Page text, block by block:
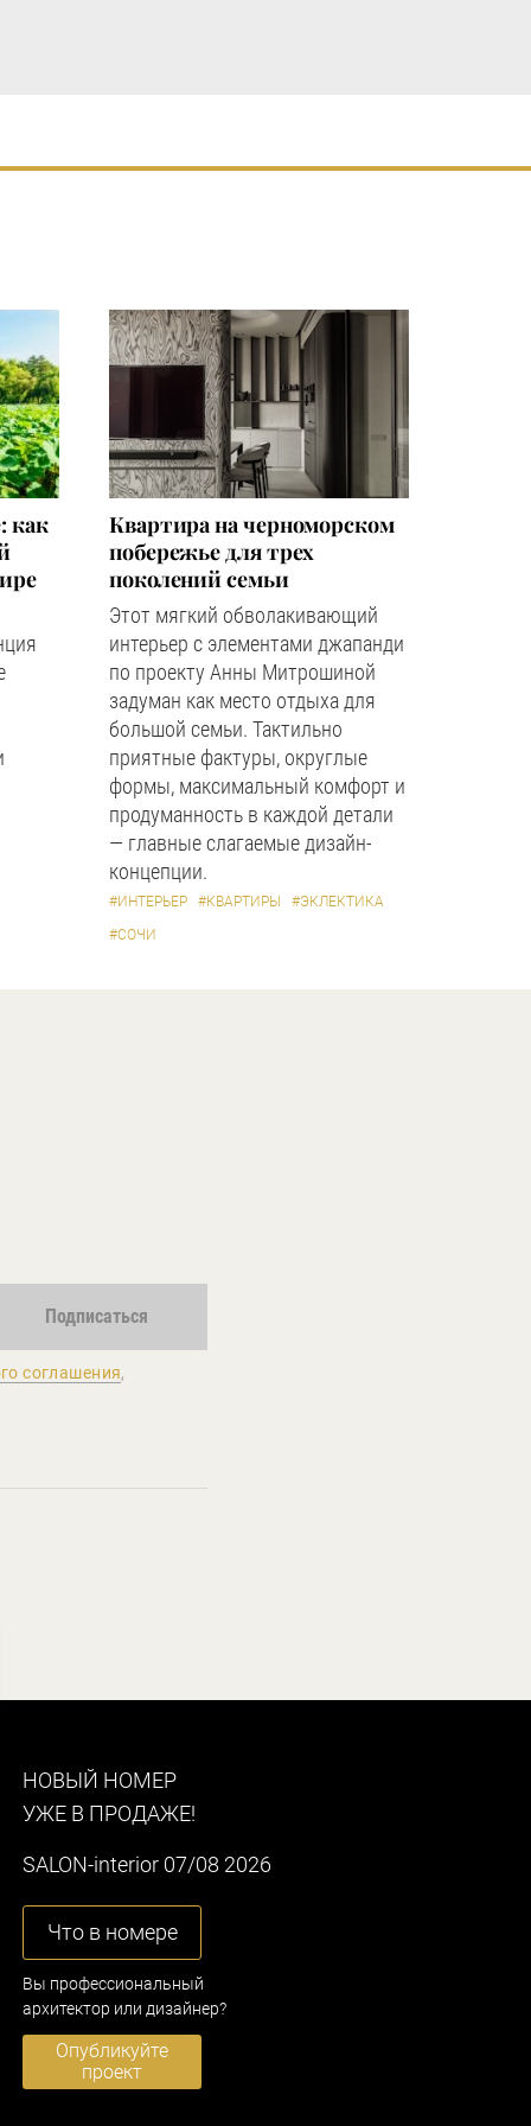
как
Квартира на черноморском
побережье для трех
поколений семьи
Этот мягкий обволакивающий
интерьер с элементами джапанди
по проекту Анны Митрошиной
задуман как место отдыха для
большой семьи. Тактильно
приятные фактуры, округлые
формы, максимальный комфорт и
продуманность в каждой детали
— главные слагаемые дизайн-
концепции.
#ИНТЕРЬЕР #КВАРТИРЫ
#ЭКЛЕКТИКА
#СОЧИ
Подписаться
соглашения,
НОВЫЙ НОМЕР
УЖЕ В ПРОДАЖЕ!
SALON-interior 07/08 2026
Что в номере
Вы профессиональный
архитектор или дизайнер?
Опубликуйте
проект